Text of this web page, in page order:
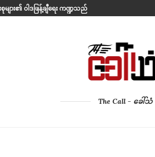
ဂတ်
The Call - ခေါ်သံ